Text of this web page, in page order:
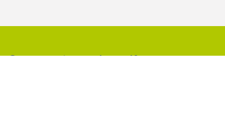
Come possiamoaiutarti?